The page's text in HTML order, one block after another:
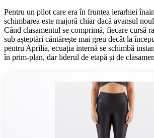
Pentru un pilot care era în fruntea ierarhiei
schimbarea este majoră chiar dacă avansul
Când clasamentul se comprimă, fiecare cursă
sub așteptări cântărește mai greu decât la
pentru Aprilia, ecuația internă se schimbă
în prim-plan, dar liderul de etapă și de